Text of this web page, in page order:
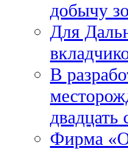
добычу
Для
В
двадцать
Фирма